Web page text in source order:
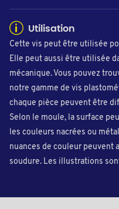
Utilisation
Cette vis peut être utilisée
Elle peut aussi être utilisée
mécanique. Vous pouvez
notre gamme de vis
chaque pièce peuvent être
Selon le moule, la surface
les couleurs nacrées ou
nuances de couleur peuvent
soudure. Les illustrations